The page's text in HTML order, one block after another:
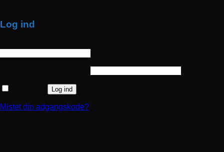
Log ind
Log ind
Mistet din adgangskode?